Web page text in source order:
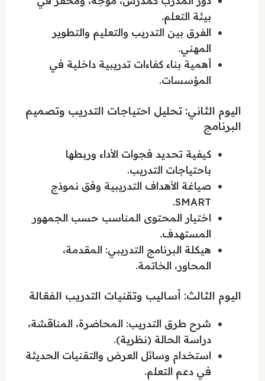
بيئة التعلم.
الفرق بين التدريب والتعليم والتطوير
المهني.
أهمية بناء كفاءات تدريبية داخلية في
المؤسسات.
اليوم الثاني: تحليل احتياجات التدريب وتصميم
البرنامج
كيفية تحديد فجوات الأداء وربطها
باحتياجات التدريب.
صياغة الأهداف التدريبية وفق نموذج
SMART.
اختيار المحتوى المناسب حسب الجمهور
المستهدف.
هيكلة البرنامج التدريبي: المقدمة،
المحاور، الخاتمة.
اليوم الثالث: أساليب وتقنيات التدريب الفعّالة
شرح طرق التدريب: المحاضرة، المناقشة،
دراسة الحالة (نظرية).
استخدام وسائل العرض والتقنيات الحديثة
في دعم التعلم.